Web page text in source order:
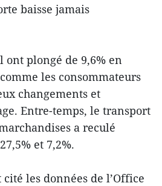
baisse jamais
ont plongé de 9,6% en
les consommateurs
changements et
Entre-temps, le transport
a reculé
et 7,2%.
les données de l’Office